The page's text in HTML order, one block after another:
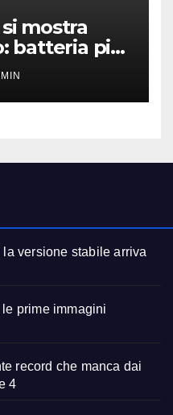
mostra
batteria più
la versione stabile arriva
prime immagini
record che manca dai
4